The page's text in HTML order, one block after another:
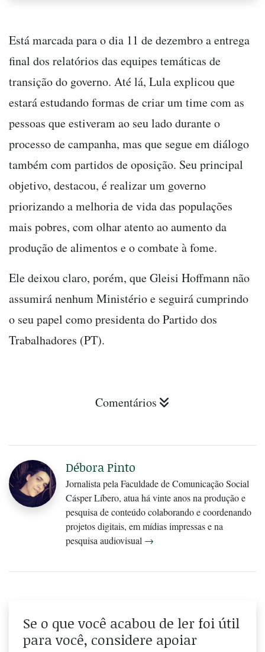
Está marcada para o dia 11 de dezembro a entrega
final dos relatórios das equipes temáticas de
transição do governo. Até lá, Lula explicou que
estará estudando formas de criar um time com as
pessoas que estiveram ao seu lado durante o
processo de campanha, mas que segue em diálogo
também com partidos de oposição. Seu principal
objetivo, destacou, é realizar um governo
priorizando a melhoria de vida das populações
mais pobres, com olhar atento ao aumento da
produção de alimentos e o combate à fome.
Ele deixou claro, porém, que Gleisi Hoffmann não
assumirá nenhum Ministério e seguirá cumprindo
o seu papel como presidenta do Partido dos
Trabalhadores (PT).
Comentários
Débora Pinto
Jornalista pela Faculdade de Comunicação Social
Cásper Líbero, atua há vinte anos na produção e
pesquisa de conteúdo colaborando e coordenando
projetos digitais, em mídias impressas e na
pesquisa audiovisual →
Se o que você acabou de ler foi útil
para você, considere apoiar